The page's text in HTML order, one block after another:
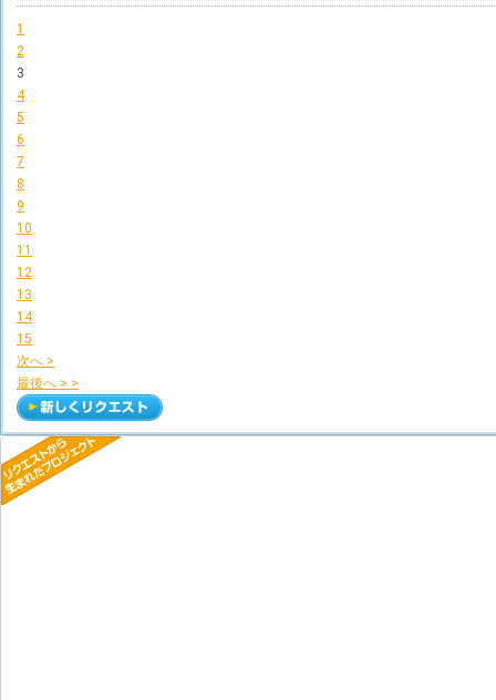
1
2
3
4
5
6
7
8
9
10
11
12
13
14
15
次へ >
最後へ > >